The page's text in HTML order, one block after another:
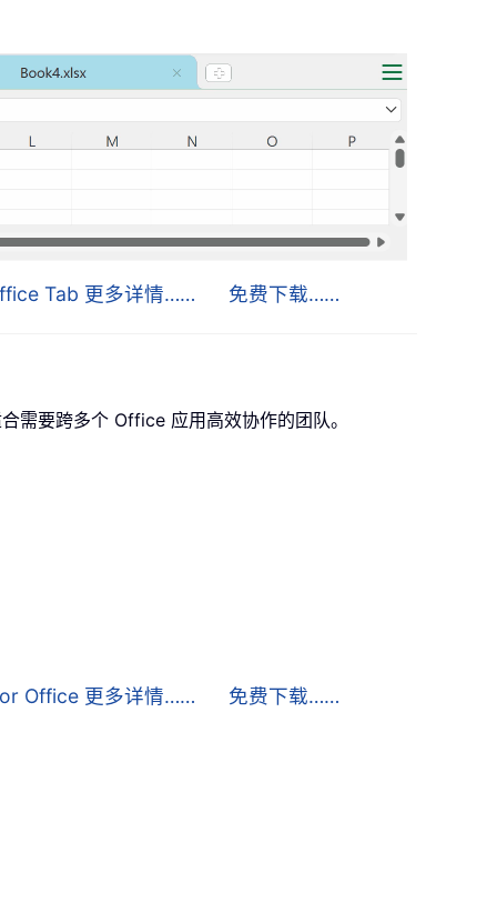
Tab 更多详情…… 免费下载……
要跨多个 Office 应用高效协作的团队。
Office 更多详情…… 免费下载……